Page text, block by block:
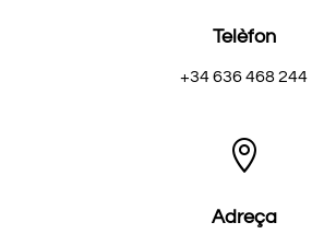
Telèfon
+34 636 468 244

Adreça